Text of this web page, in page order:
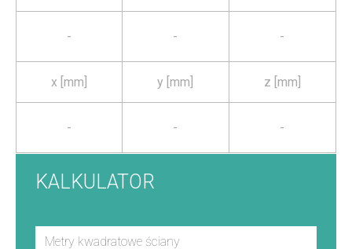
- - -
x [mm] y [mm] z [mm]
- - -
KALKULATOR